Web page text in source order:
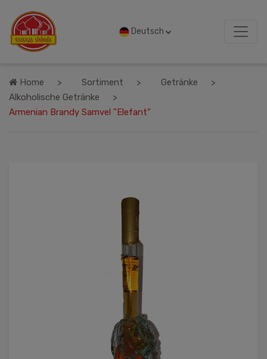
Deutsch
Home Sortiment
Getränke
Alkoholische Getränke
Armenian Brandy Samvel "Elefant"